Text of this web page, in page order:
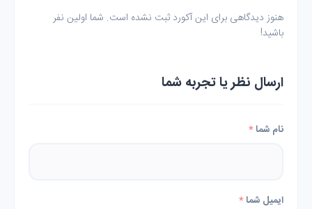
هنوز دیدگاهی برای این آکورد ثبت نشده است. شما اولین نفر
باشید!
ارسال نظر یا تجربه شما
نام شما*
ایمیل شما*